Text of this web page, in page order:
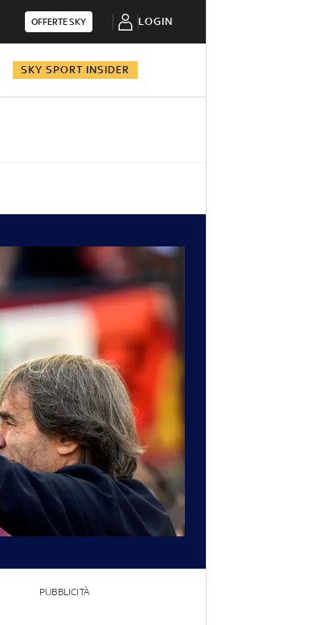
OFFERTE SKY LOGIN
SKY SPORT INSIDER
PUBBLICITÀ